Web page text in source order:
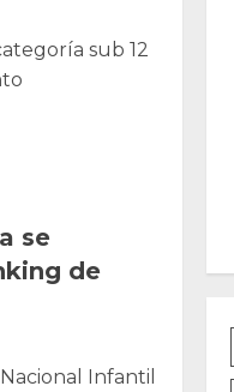
sub 12
se
de
Infantil